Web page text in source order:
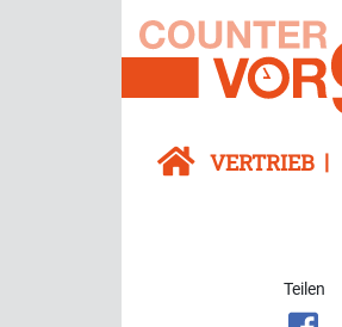
VERTRIEB
Teilen